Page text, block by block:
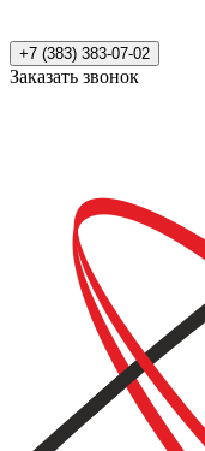
+7 (383) 383-07-02
Заказать звонок